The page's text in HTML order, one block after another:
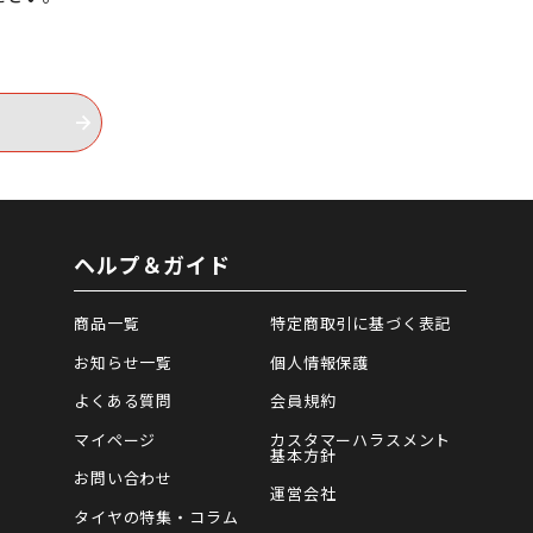
ヘルプ＆ガイド
商品一覧
お知らせ一覧
よくある質問
マイページ
お問い合わせ
タイヤの特集・コラム
特定商取引に基づく表記
個人情報保護
会員規約
カスタマーハラスメント
基本方針
運営会社